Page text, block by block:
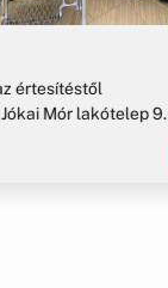
értesítéstől
Mór lakótelep 9.